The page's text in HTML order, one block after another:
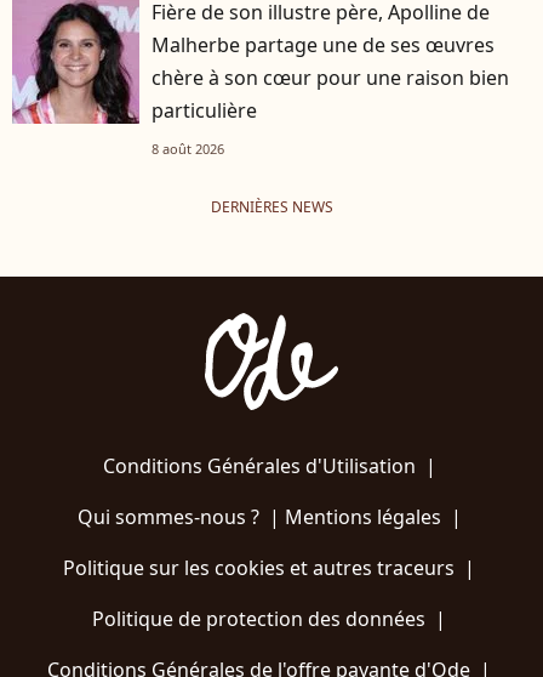
Fière de son illustre père, Apolline de
Malherbe partage une de ses œuvres
chère à son cœur pour une raison bien
particulière
8 août 2026
DERNIÈRES NEWS
Conditions Générales d'Utilisation |
Qui sommes-nous ?| Mentions légales |
Politique sur les cookies et autres traceurs |
Politique de protection des données |
Conditions Générales de l'offre payante d'Ode |